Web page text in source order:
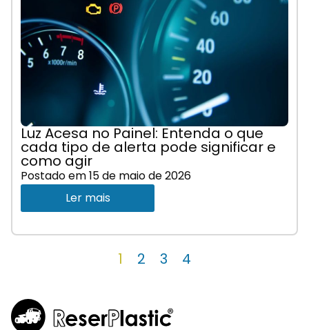
Luz Acesa no Painel: Entenda o que
cada tipo de alerta pode significar e
como agir
Postado em15 de maio de 2026
Ler mais
1 2 3 4